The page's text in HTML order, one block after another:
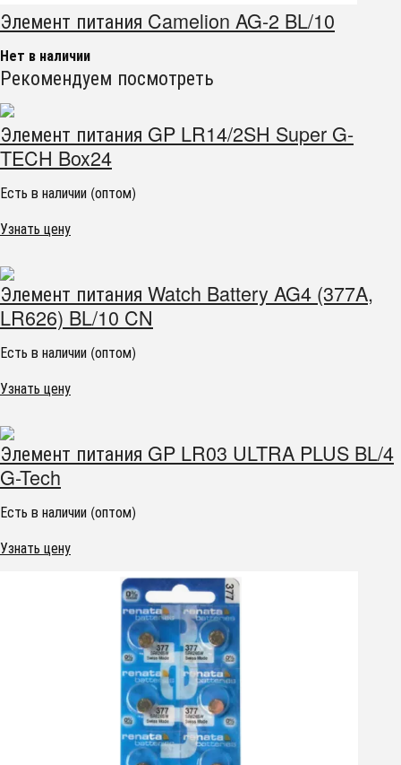
Элемент питания Camelion AG-2 BL/10
Нет в наличии
Рекомендуем посмотреть
Элемент питания GP LR14/2SH Super G-
TECH Box24
Есть в наличии (оптом)
Узнать цену
Элемент питания Watch Battery AG4 (377A,
LR626) BL/10 CN
Есть в наличии (оптом)
Узнать цену
Элемент питания GP LR03 ULTRA PLUS BL/4
G-Tech
Есть в наличии (оптом)
Узнать цену